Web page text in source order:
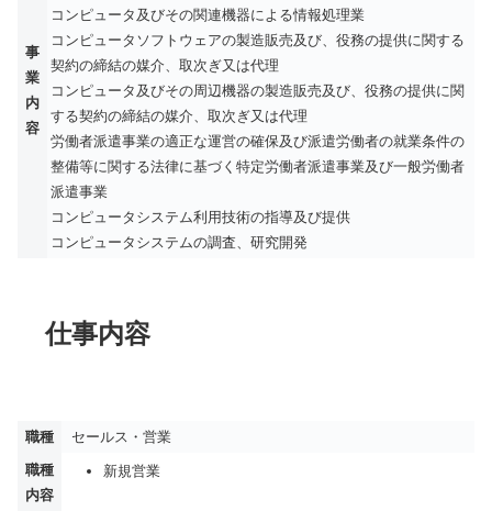
事
業
内
容
コンピュータ及びその関連機器による情報処理業
コンピュータソフトウェアの製造販売及び、役務の提供に関する
契約の締結の媒介、取次ぎ又は代理
コンピュータ及びその周辺機器の製造販売及び、役務の提供に関
する契約の締結の媒介、取次ぎ又は代理
労働者派遣事業の適正な運営の確保及び派遣労働者の就業条件の
整備等に関する法律に基づく特定労働者派遣事業及び一般労働者
派遣事業
コンピュータシステム利用技術の指導及び提供
コンピュータシステムの調査、研究開発
仕事内容
職種
セールス・営業
職種
内容
新規営業